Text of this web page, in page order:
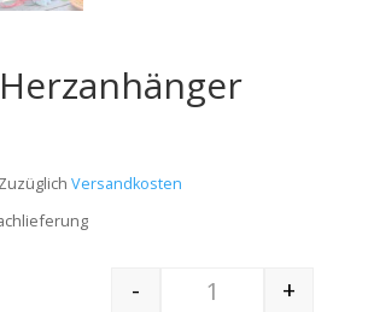
Zuzüglich Versandkosten
Quantity
-
+